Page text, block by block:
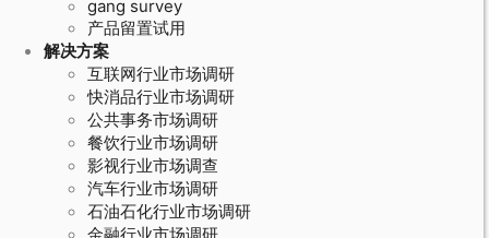
gang survey
产品留置试用
解决方案
互联网行业市场调研
快消品行业市场调研
公共事务市场调研
餐饮行业市场调研
影视行业市场调查
汽车行业市场调研
石油石化行业市场调研
May 21, 2026